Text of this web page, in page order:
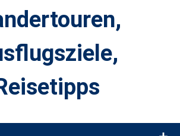
Ein Blog für alle, die gern